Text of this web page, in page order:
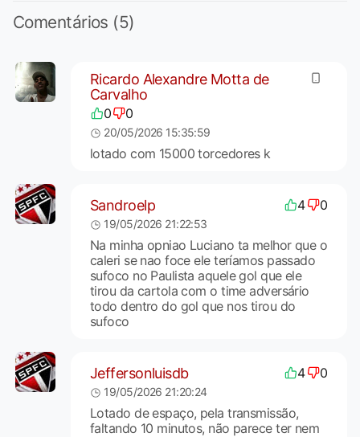
Comentários (5)
Ricardo Alexandre Motta de
Carvalho
0 0
20/05/2026 15:35:59
lotado com 15000 torcedores k
Sandroelp 4 0
19/05/2026 21:22:53
Na minha opniao Luciano ta melhor que o
caleri se nao foce ele teríamos passado
sufoco no Paulista aquele gol que ele
tirou da cartola com o time adversário
todo dentro do gol que nos tirou do
sufoco
Jeffersonluisdb 4 0
19/05/2026 21:20:24
Lotado de espaço, pela transmissão,
faltando 10 minutos, não parece ter nem